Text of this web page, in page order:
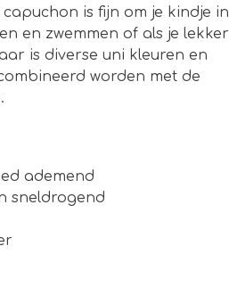
is fijn om je kindje in
en zwemmen of als je lekker
is diverse uni kleuren en
worden met de
ademend
sneldrogend